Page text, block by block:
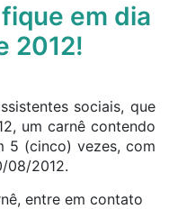
em dia
2012!
sociais, que
um carnê contendo
5 (cinco) vezes, com
08/2012.
entre em contato